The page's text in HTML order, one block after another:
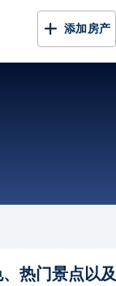
添加房产
热门景点以